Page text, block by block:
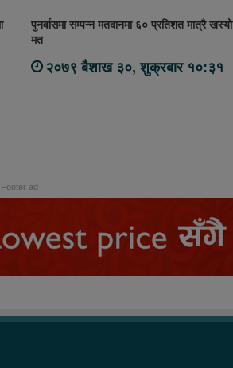
पुनर्वासमा सम्पन्न मतदानमा ६० प्रतिशत मात्रै खस्यो
मत
२०७९ बैशाख ३०, शुक्रबार १०:३१
Footer ad